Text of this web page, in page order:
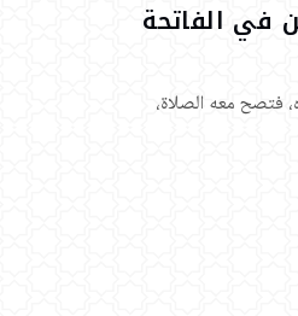
في الفاتحة
فتصح معه الصلاة،